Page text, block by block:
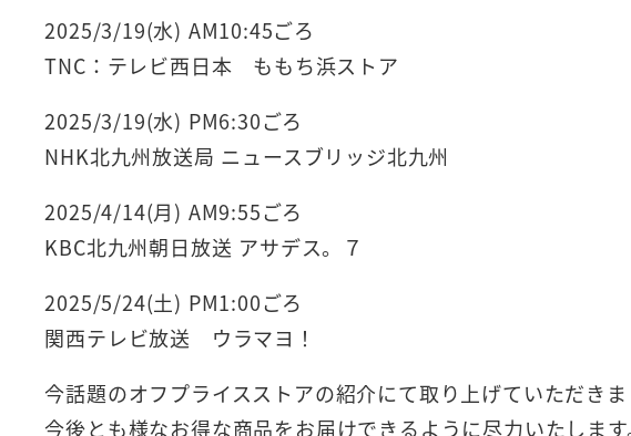
2025/3/19(水) AM10:45ごろ
TNC：テレビ西日本 ももち浜ストア
2025/3/19(水) PM6:30ごろ
NHK北九州放送局 ニュースブリッジ北九州
2025/4/14(月) AM9:55ごろ
KBC北九州朝日放送 アサデス。７
2025/5/24(土) PM1:00ごろ
関西テレビ放送 ウラマヨ！
今話題のオフプライスストアの紹介にて取り上げていただきま
今後とも様なお得な商品をお届けできるように尽力いたします